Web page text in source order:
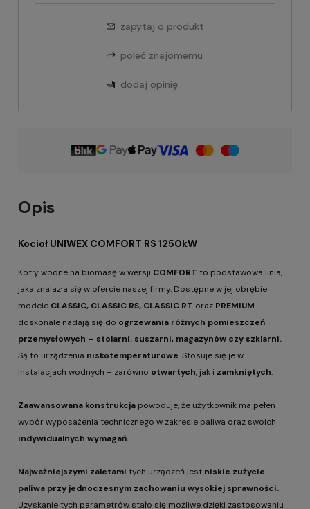
zapytaj o produkt
poleć znajomemu
dodaj opinię
Opis
Kocioł UNIWEX COMFORT RS 1250kW
Kotły wodne na biomasę w wersji COMFORT to podstawowa linia,
jaka znalazła się w ofercie naszej firmy. Dostępne w jej obrębie
modele CLASSIC, CLASSIC RS, CLASSIC RT oraz PREMIUM
doskonale nadają się do ogrzewania różnych pomieszczeń
przemysłowych – stolarni, suszarni, magazynów czy szklarni.
Są to urządzenia niskotemperaturowe. Stosuje się je w
instalacjach wodnych – zarówno otwartych, jak i zamkniętych.
Zaawansowana konstrukcja powoduje, że użytkownik ma pełen
wybór wyposażenia technicznego w zakresie paliwa oraz swoich
indywidualnych wymagań.
Najważniejszymi zaletami tych urządzeń jest niskie zużycie
paliwa przy jednoczesnym zachowaniu wysokiej sprawności.
Uzyskanie tych parametrów stało się możliwe dzięki zastosowaniu